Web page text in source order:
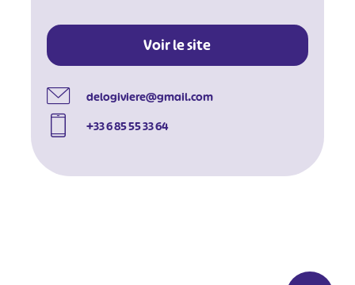
Voir le site
delogiviere@gmail.com
+33 6 85 55 33 64